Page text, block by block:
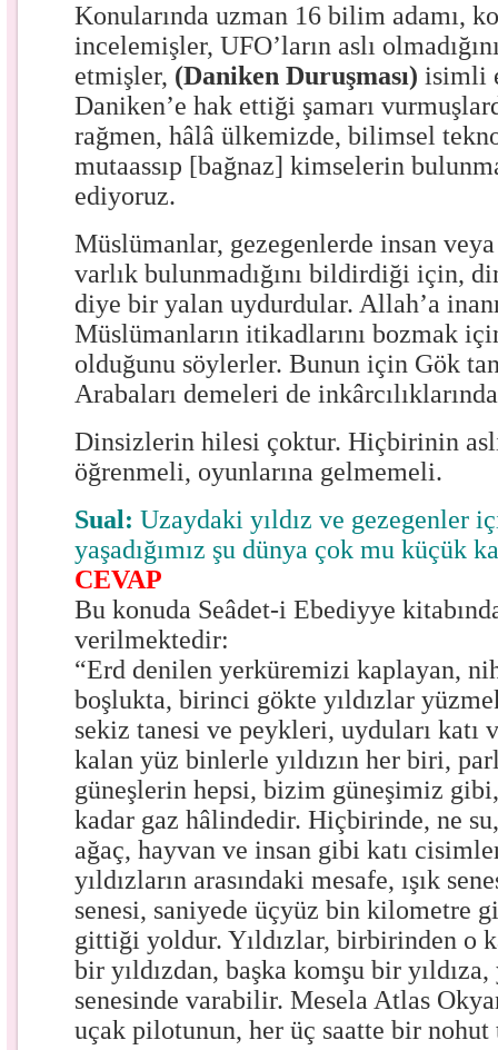
Konularında uzman 16 bilim adamı,
incelemişler, UFO’ların aslı
etmişler, (Daniken Duruşması) isimli
Daniken’e hak ettiği şamarı
rağmen, hâlâ ülkemizde, bilimsel
mutaassıp [bağnaz] kimselerin
ediyoruz.
Müslümanlar, gezegenlerde insan
varlık bulunmadığını bildirdiği için,
diye bir yalan uydurdular. Allah’a
Müslümanların itikadlarını bozmak
olduğunu söylerler. Bunun için Gök
Arabaları demeleri de
Dinsizlerin hilesi çoktur. Hiçbirinin
öğrenmeli, oyunlarına gelmemeli.
Sual:Uzaydaki yıldız ve gezegenler
yaşadığımız şu dünya çok mu küçük
CEVAP
Bu konuda Seâdet-i Ebediyye
verilmektedir:
“Erd denilen yerküremizi kaplayan,
boşlukta, birinci gökte yıldızlar
sekiz tanesi ve peykleri, uyduları katı
kalan yüz binlerle yıldızın her biri,
güneşlerin hepsi, bizim güneşimiz
kadar gaz hâlindedir. Hiçbirinde, ne
ağaç, hayvan ve insan gibi katı
yıldızların arasındaki mesafe, ışık
senesi, saniyede üçyüz bin kilometre
gittiği yoldur. Yıldızlar, birbirinden o
bir yıldızdan, başka komşu bir yıldıza,
senesinde varabilir. Mesela Atlas
uçak pilotunun, her üç saatte bir nohut